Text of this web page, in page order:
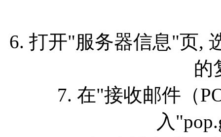
6. 打开"服务器信息"页,
的
7. 在"接收邮件（
入